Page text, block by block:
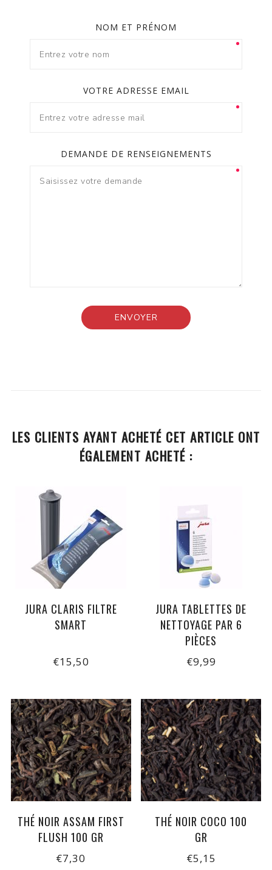
NOM ET PRÉNOM
VOTRE ADRESSE EMAIL
DEMANDE DE RENSEIGNEMENTS
LES CLIENTS AYANT ACHETÉ CET ARTICLE ONT
ÉGALEMENT ACHETÉ :
JURA CLARIS FILTRE
SMART
€15,50
JURA TABLETTES DE
NETTOYAGE PAR 6
PIÈCES
€9,99
THÉ NOIR ASSAM FIRST
FLUSH 100 GR
€7,30
THÉ NOIR COCO 100
GR
€5,15